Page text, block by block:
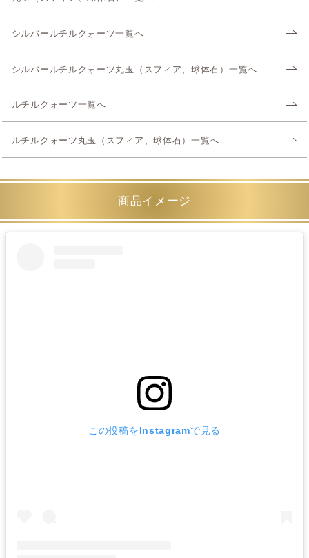
シルバールチルクォーツ一覧へ
シルバールチルクォーツ丸玉（スフィア、球体石）一覧へ
ルチルクォーツ一覧へ
ルチルクォーツ丸玉（スフィア、球体石）一覧へ
商品イメージ
この投稿をInstagramで見る